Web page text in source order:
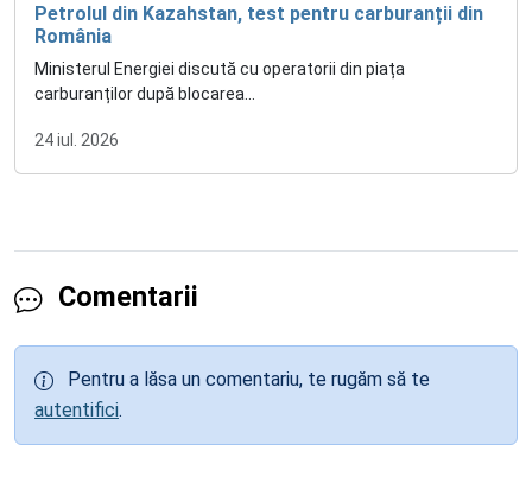
Petrolul din Kazahstan, test pentru carburanții din
România
Ministerul Energiei discută cu operatorii din piața
carburanților după blocarea...
24 iul. 2026
Comentarii
Pentru a lăsa un comentariu, te rugăm să te
autentifici.